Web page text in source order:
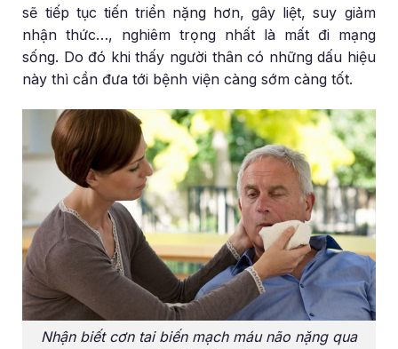
sẽ tiếp tục tiến triển nặng hơn, gây liệt, suy giảm
nhận thức…, nghiêm trọng nhất là mất đi mạng
sống. Do đó khi thấy người thân có những dấu hiệu
này thì cần đưa tới bệnh viện càng sớm càng tốt.
Nhận biết cơn tai biến mạch máu não nặng qua